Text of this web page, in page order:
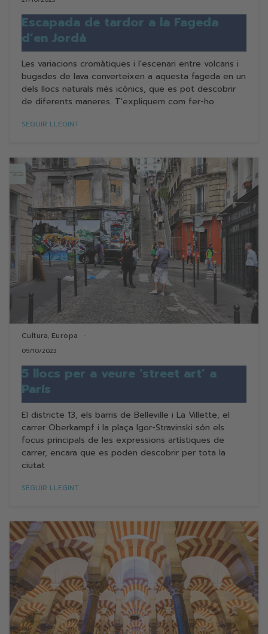
Escapada de tardor a la Fageda
d’en Jordà
Les variacions cromàtiques i l'escenari entre volcans i
bugades de lava converteixen a aquesta fageda en un
dels llocs naturals més icònics, que es pot descobrir
de diferents maneres. T'expliquem com fer-ho
SEGUIR LLEGINT
Cultura, Europa
09/10/2023
5 llocs per a veure ‘street art’ a
París
El districte 13, els barris de Belleville i La Villette, el
carrer Oberkampf i la plaça Igor-Stravinski són els
focus principals de les expressions artístiques de
carrer, encara que es poden descobrir per tota la
ciutat
SEGUIR LLEGINT